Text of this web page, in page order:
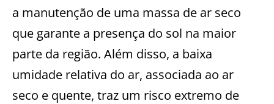
a manutenção de uma massa de ar seco
que garante a presença do sol na maior
parte da região. Além disso, a baixa
umidade relativa do ar, associada ao ar
seco e quente, traz um risco extremo de